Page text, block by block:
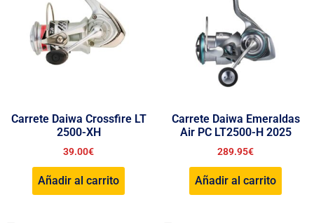
Carrete Daiwa Crossfire LT
2500-XH
39.00€
Añadir al carrito
Carrete Daiwa Emeraldas
Air PC LT2500-H 2025
289.95€
Añadir al carrito